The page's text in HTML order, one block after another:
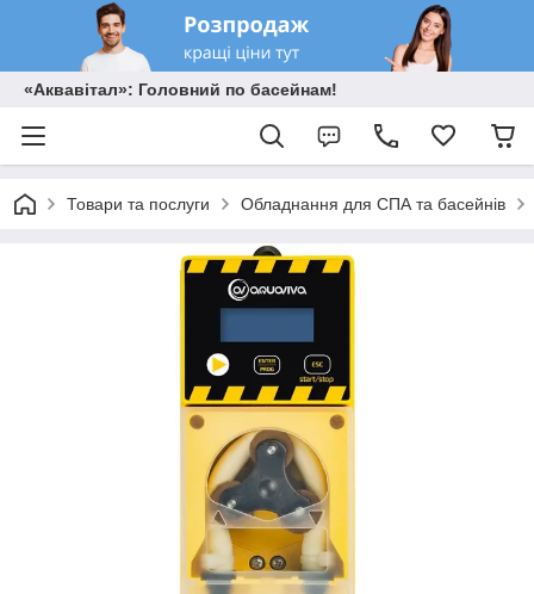
«Аквавітал»: Головний по басейнам!
Товари та послуги Обладнання для СПА та басейнів